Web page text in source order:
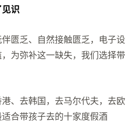
见识
匮乏、自然接触匮乏，电子设
为弥补这一缺失，我们选择带
、去韩国，去马尔代夫，去欧
合带孩子去的十家度假酒